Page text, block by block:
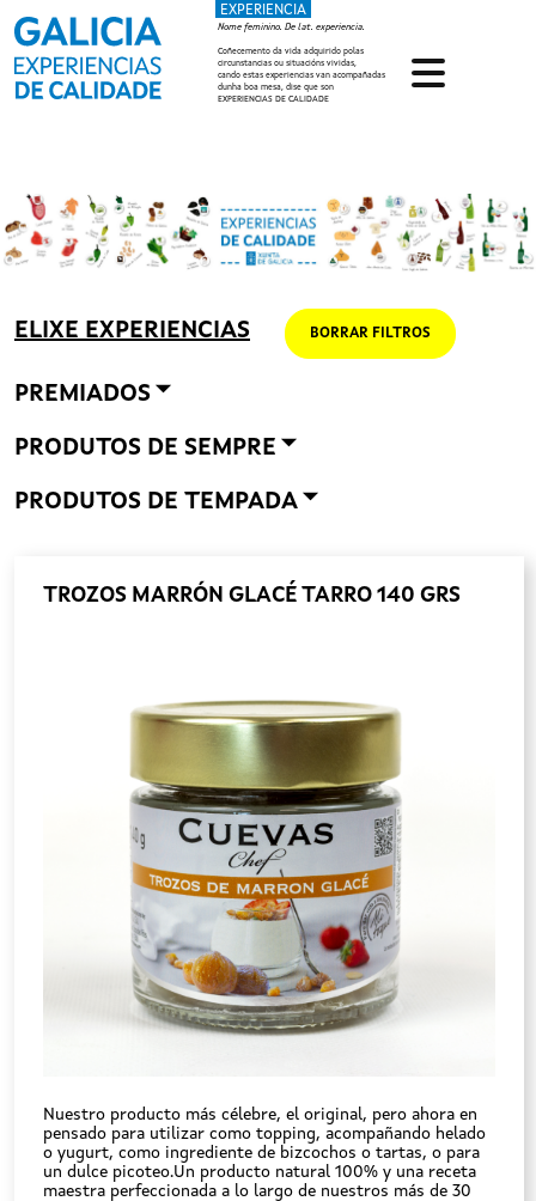
Ir o contido principal
EXPERIENCIA
Nome feminino. De lat. experiencia.
Coñecemento da vida adquirido polas
circunstancias ou situacións vividas,
cando estas experiencias van acompañadas
dunha boa mesa, dise que son
EXPERIENCIAS DE CALIDADE
ELIXE EXPERIENCIAS BORRAR FILTROS
PREMIADOS
PRODUTOS DE SEMPRE
PRODUTOS DE TEMPADA
TROZOS MARRÓN GLACÉ TARRO 140 GRS
Nuestro producto más célebre, el original, pero ahora en
pensado para utilizar como topping, acompañando helado
o yugurt, como ingrediente de bizcochos o tartas, o para
un dulce picoteo.Un producto natural 100% y una receta
maestra perfeccionada a lo largo de nuestros más de 30